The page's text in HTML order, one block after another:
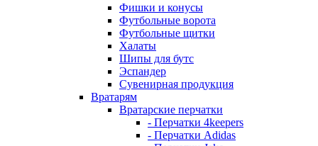
Фишки и конусы
Футбольные ворота
Футбольные щитки
Халаты
Шипы для бутс
Эспандер
Сувенирная продукция
Вратарям
Вратарские перчатки
- Перчатки 4keepers
- Перчатки Adidas